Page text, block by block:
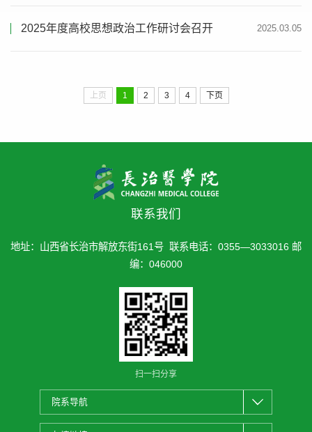
2025.03.05
2025年度高校思想政治工作研讨会召开
上页 1 2 3 4 下页
联系我们
地址：山西省长治市解放东街161号 联系电话：0355—3033016 邮
编：046000
扫一扫分享
院系导航